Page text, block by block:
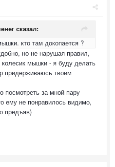
сказал:
кто там докопается ?
но не нарушая правил,
мышки - я буду делать
придерживаюсь твоим
за мной пару
ему не понравилось видимо,
предъяв)